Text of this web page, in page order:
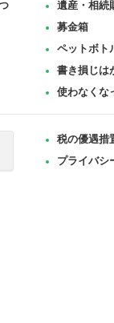
遺産・相続
募金箱
ペットボト
書き損じは
使わなくな
税の優遇措
プライバシ